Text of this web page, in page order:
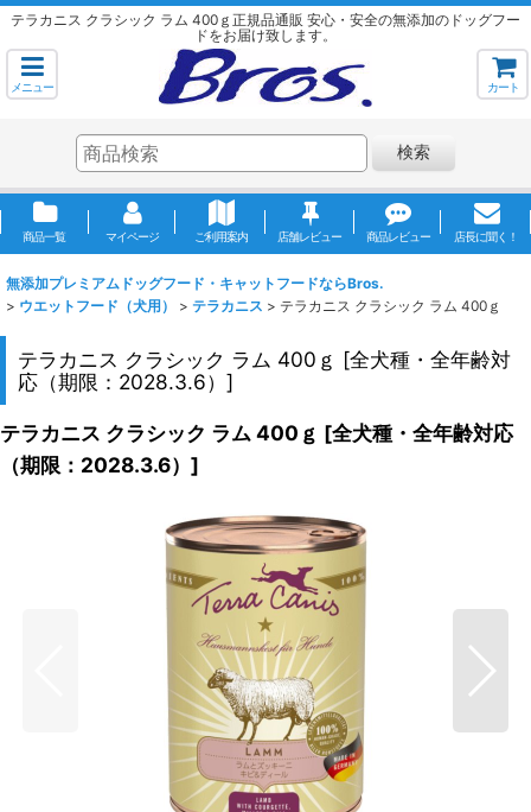
テラカニス クラシック ラム 400ｇ正規品通販 安心・安全の無添加のドッグフー
ドをお届け致します。
メニュー カート
検索
商品一覧 マイページ ご利用案内 店舗レビュー 商品レビュー 店長に聞く！
無添加プレミアムドッグフード・キャットフードならBros.
> ウエットフード（犬用） > テラカニス > テラカニス クラシック ラム 400ｇ
テラカニス クラシック ラム 400ｇ [全犬種・全年齢対
応（期限：2028.3.6） ]
テラカニス クラシック ラム 400ｇ [全犬種・全年齢対応
（期限：2028.3.6） ]